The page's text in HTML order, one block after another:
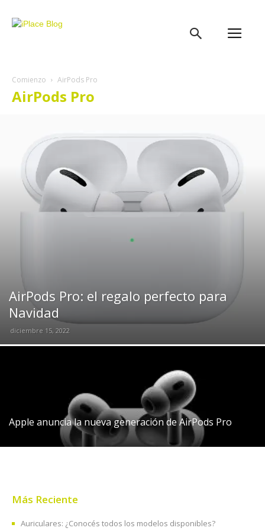
Comienzo AirPods Pro
AirPods Pro
AirPods Pro: el regalo perfecto para
Navidad
diciembre 15, 2022
Apple anuncia la nueva generación de AirPods Pro
Más Reciente
Auriculares: ¿Conocés todos los modelos disponibles?